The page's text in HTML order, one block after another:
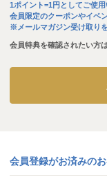
1ポイント=1円としてご使用
会員限定のクーポンやイベ
※メールマガジン受け取り
会員特典を確認されたい方
会員登録がお済みの